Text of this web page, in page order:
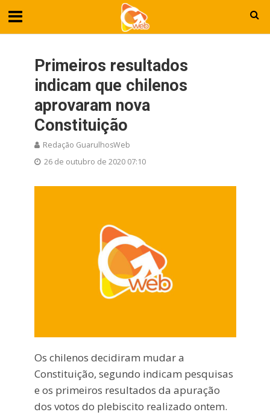
Primeiros resultados
indicam que chilenos
aprovaram nova
Constituição
Redação GuarulhosWeb
26 de outubro de 2020 07:10
Os chilenos decidiram mudar a
Constituição, segundo indicam pesquisas
e os primeiros resultados da apuração
dos votos do plebiscito realizado ontem.